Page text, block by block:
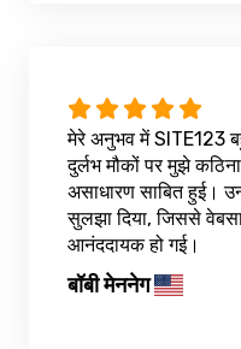
मेरे अनुभव में SITE123
दुर्लभ मौकों पर मुझे
असाधारण साबित हुई।
सुलझा दिया, जिससे
आनंददायक हो गई।
बॉबी मेननेग